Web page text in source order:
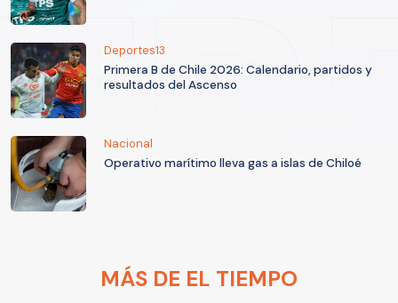
Deportes13
Primera B de Chile 2026: Calendario, partidos y
resultados del Ascenso
Nacional
Operativo marítimo lleva gas a islas de Chiloé
MÁS DE EL TIEMPO